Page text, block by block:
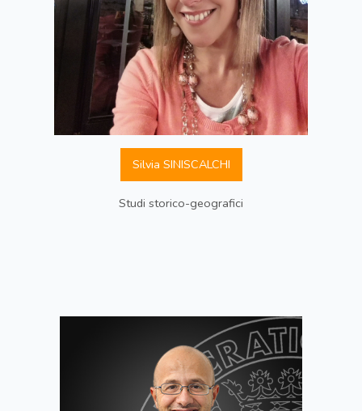
Silvia SINISCALCHI
Studi storico-geografici